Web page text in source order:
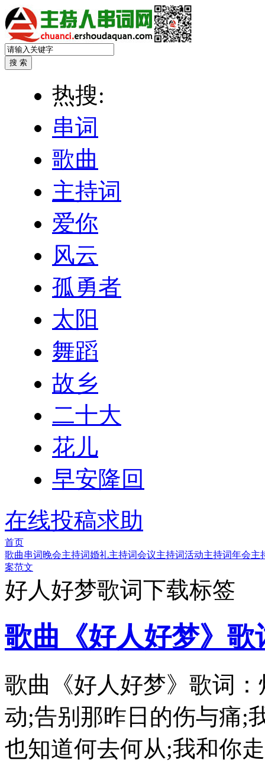
热搜:
串词
歌曲
主持词
爱你
风云
孤勇者
太阳
舞蹈
故乡
二十大
花儿
早安隆回
在线投稿求助
首页
歌曲串词晚会主持词婚礼主持词会议主持词活动主持词年会主
案范文
好人好梦歌词下载标签
歌曲《好人好梦》歌
歌曲《好人好梦》歌词
动;告别那昨日的伤与痛;
也知道何去何从;我和你